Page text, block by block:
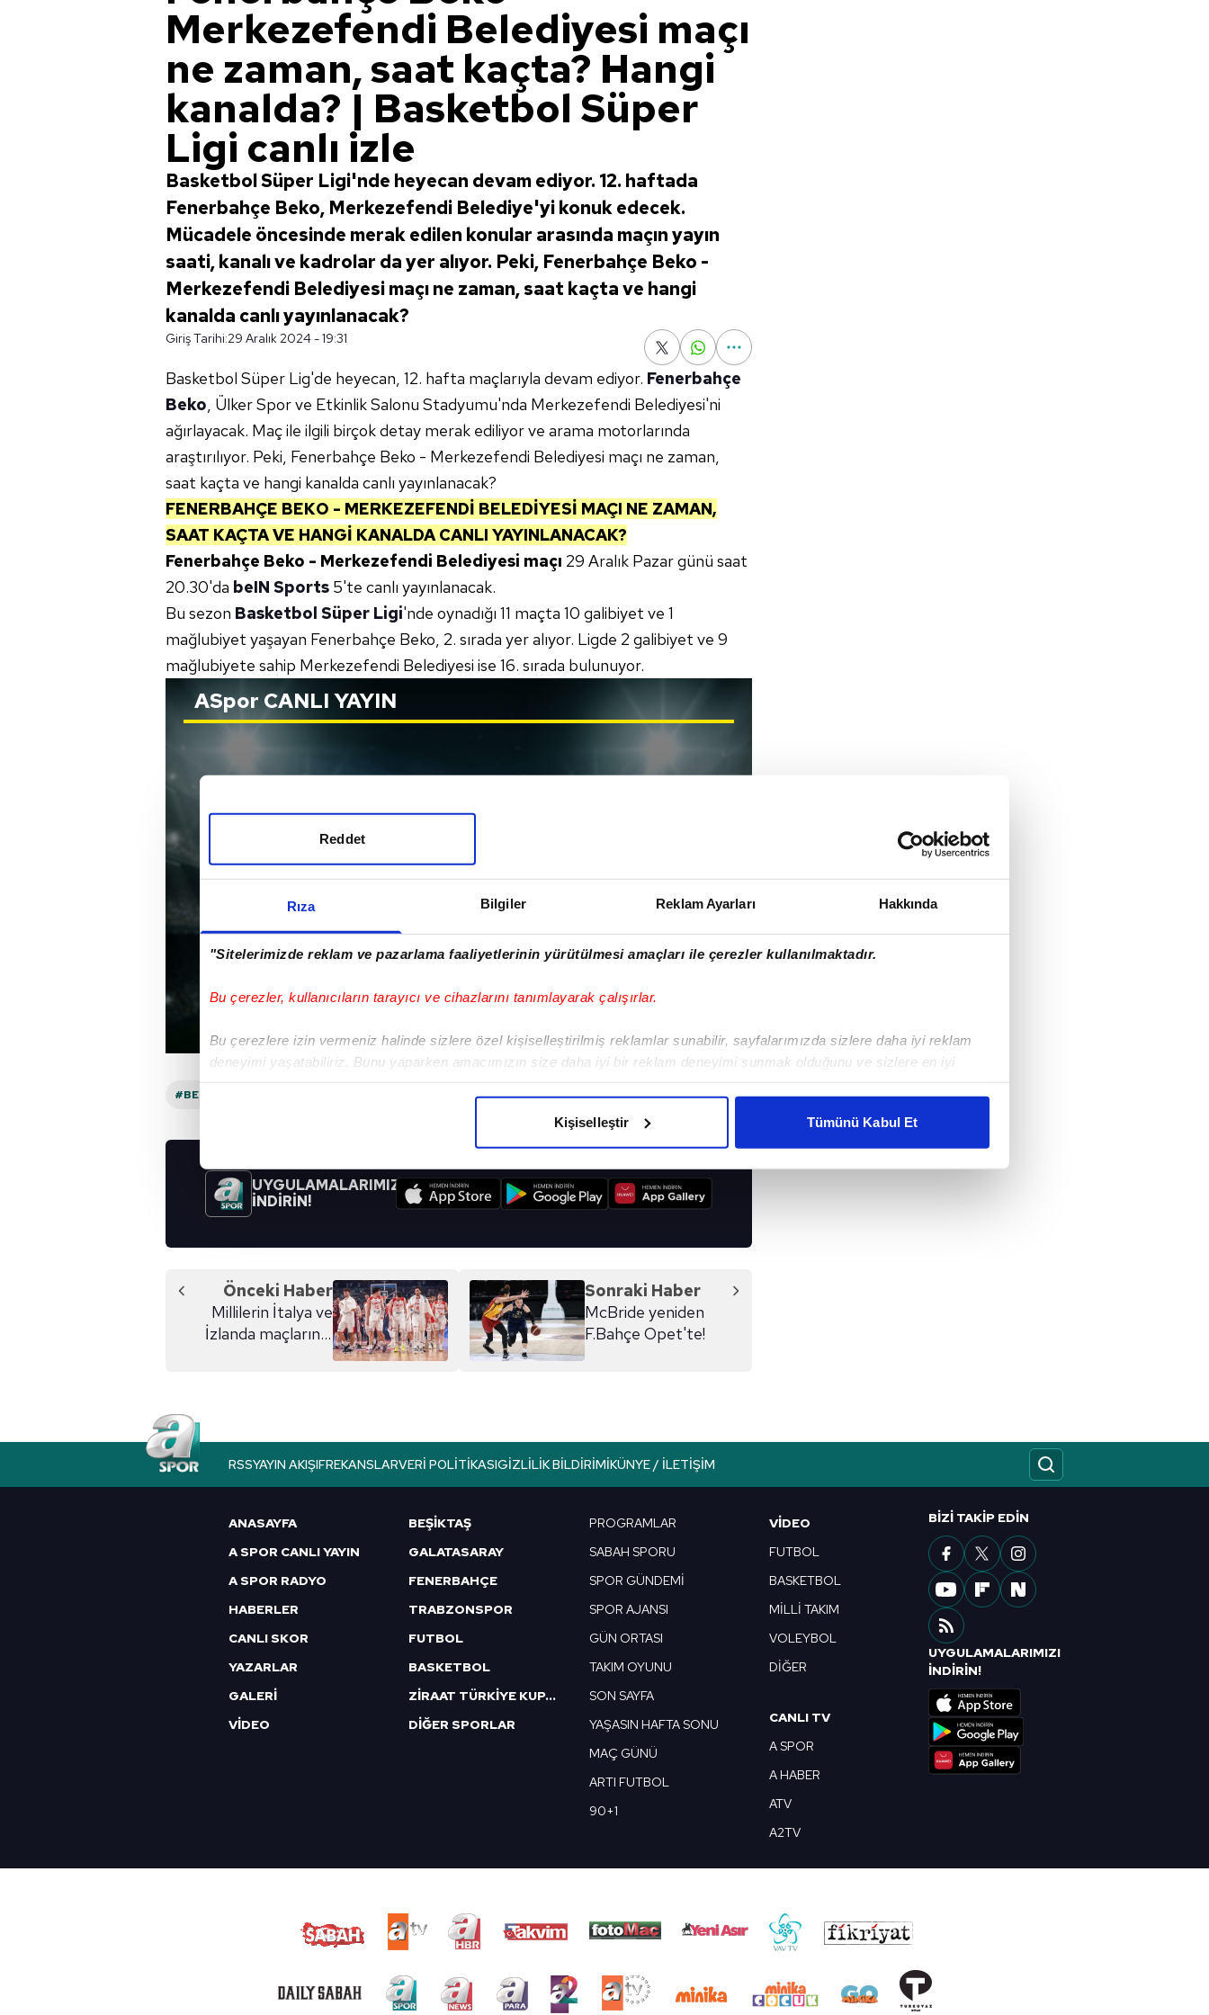
Rıza Bilgiler Reklam Ayarları Hakkında
"Sitelerimizde reklam ve pazarlama faaliyetlerinin yürütülmesi amaçları ile çerezler kullanılmaktadır.
Bu çerezler, kullanıcıların tarayıcı ve cihazlarını tanımlayarak çalışırlar.
Bu çerezlere izin vermeniz halinde sizlere özel kişiselleştirilmiş reklamlar sunabilir, sayfalarımızda sizlere daha iyi reklam
deneyimi yaşatabiliriz. Bunu yaparken amacımızın size daha iyi bir reklam deneyimi sunmak olduğunu ve sizlere en iyi
Her halükârda, kullanıcılar, bu çerezlere izin vermedikleri takdirde, kullanıcılara hedefli reklamlar gösterilmeyecektir."
Sizlere daha iyi bir hizmet sunabilmek için İnternet Sitemizde kendimize ve üçüncü kişilere ait çerezler kullanılmaktadır. Bu
çerezler vasıtasıyla çeşitli kişisel verileriniz işlenmekte olup gerekli olan çerezler bilgi toplumu hizmetlerinin sunulması
Çerezlere ilişkin tercihlerinizi aşağıda yer alan panel vasıtasıyla belirleyebilirsiniz. Çerezlere ilişkin detaylı bilgi için Ayarlar
butonuna tıklayabilir,Çerez Bilgilendirme Metnimiziziyaret edebilirsiniz.
6698 sayılı Kişisel Verilerin Korunması Kanunu uyarınca hazırlanmış Aydınlatma Metnimizi okumak ve sitemizde ilgili
Reddet
Kişiselleştir Tümünü Kabul Et
Merkezefendi Belediyesi maçı
ne zaman, saat kaçta? Hangi
kanalda? | Basketbol Süper
Ligi canlı izle
Basketbol Süper Ligi'nde heyecan devam ediyor. 12. haftada
Fenerbahçe Beko, Merkezefendi Belediye'yi konuk edecek.
Mücadele öncesinde merak edilen konular arasında maçın yayın
saati, kanalı ve kadrolar da yer alıyor. Peki, Fenerbahçe Beko -
Merkezefendi Belediyesi maçı ne zaman, saat kaçta ve hangi
kanalda canlı yayınlanacak?
Giriş Tarihi:29 Aralık 2024 - 19:31
Basketbol Süper Lig'de heyecan, 12. hafta maçlarıyla devam ediyor. Fenerbahçe
Beko, Ülker Spor ve Etkinlik Salonu Stadyumu'nda Merkezefendi Belediyesi'ni
ağırlayacak. Maç ile ilgili birçok detay merak ediliyor ve arama motorlarında
araştırılıyor. Peki, Fenerbahçe Beko - Merkezefendi Belediyesi maçı ne zaman,
saat kaçta ve hangi kanalda canlı yayınlanacak?
FENERBAHÇE BEKO - MERKEZEFENDİ BELEDİYESİ MAÇI NE ZAMAN,
SAAT KAÇTA VE HANGİ KANALDA CANLI YAYINLANACAK?
Fenerbahçe Beko - Merkezefendi Belediyesi maçı 29 Aralık Pazar günü saat
20.30'da beIN Sports 5'te canlı yayınlanacak.
Bu sezon Basketbol Süper Ligi'nde oynadığı 11 maçta 10 galibiyet ve 1
mağlubiyet yaşayan Fenerbahçe Beko, 2. sırada yer alıyor. Ligde 2 galibiyet ve 9
mağlubiyete sahip Merkezefendi Belediyesi ise 16. sırada bulunuyor.
ASporCANLI YAYIN
#BEIN SPORTS #BASKETBOL SÜPER LIGI #FENERBAHÇE BEKO
UYGULAMALARIMIZI
İNDİRİN!
Önceki Haber
Millilerin İtalya ve
İzlanda maçlarının
Sonraki Haber
McBride yeniden
F.Bahçe Opet'te!
RSSYAYIN AKIŞIFREKANSLARVERI POLITIKASIGIZLILIK BILDIRIMIKÜNYE / İLETIŞIM
ANASAYFA
A SPOR CANLI YAYIN
A SPOR RADYO
HABERLER
CANLI SKOR
YAZARLAR
GALERİ
VİDEO
BEŞİKTAŞ
GALATASARAY
FENERBAHÇE
TRABZONSPOR
FUTBOL
BASKETBOL
ZİRAAT TÜRKİYE KUPASI
DİĞER SPORLAR
PROGRAMLAR
SABAH SPORU
SPOR GÜNDEMİ
SPOR AJANSI
GÜN ORTASI
TAKIM OYUNU
SON SAYFA
YAŞASIN HAFTA SONU
MAÇ GÜNÜ
ARTI FUTBOL
90+1
VIDEO
FUTBOL
BASKETBOL
MİLLİ TAKIM
VOLEYBOL
DİĞER
CANLI TV
A SPOR
A HABER
ATV
A2TV
BIZI TAKIP EDIN
UYGULAMALARIMIZI
İNDİRİN!